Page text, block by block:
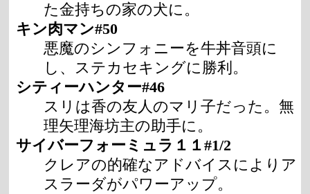
た金持ちの家の犬に。
キン肉マン#50
悪魔のシンフォニーを牛丼音頭に
し、ステカセキングに勝利。
シティーハンター#46
スリは香の友人のマリ子だった。無
理矢理海坊主の助手に。
サイバーフォーミュラ１１#1/2
クレアの的確なアドバイスによりア
スラーダがパワーアップ。